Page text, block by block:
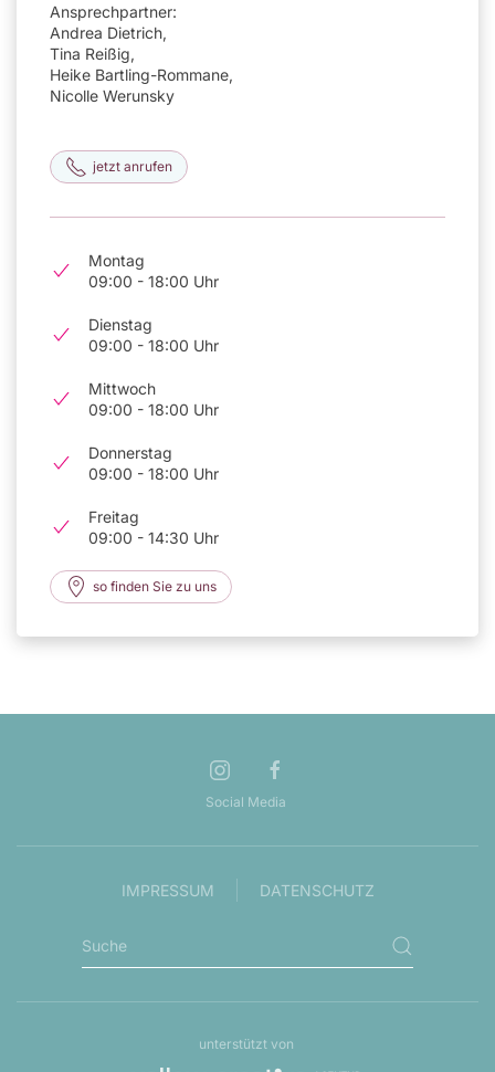
Ansprechpartner:
Andrea Dietrich,
Tina Reißig,
Heike Bartling-Rommane,
Nicolle Werunsky
jetzt anrufen
Montag
09:00 - 18:00 Uhr
Dienstag
09:00 - 18:00 Uhr
Mittwoch
09:00 - 18:00 Uhr
Donnerstag
09:00 - 18:00 Uhr
Freitag
09:00 - 14:30 Uhr
so finden Sie zu uns
Social Media
IMPRESSUM DATENSCHUTZ
unterstützt von